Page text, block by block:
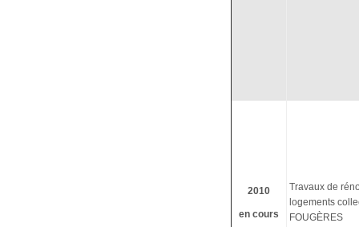
2010
en cours
Travaux de
logements
FOUGÈRES